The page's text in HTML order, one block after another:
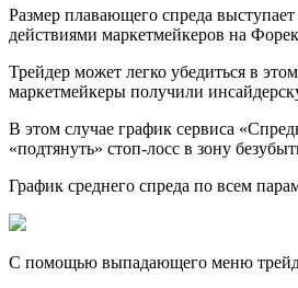
Размер плавающего спреда
действиями маркетмейкеров на
Трейдер может легко убедиться в
маркетмейкеры получили
В этом случае график сервиса
«подтянуть» стоп-лосс в зону
График среднего спреда по всем
С помощью выпадающего меню